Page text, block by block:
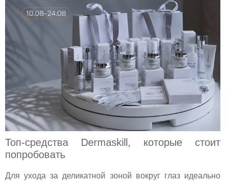
Топ-средства Dermaskill, которые стоит
попробовать
Для ухода за деликатной зоной вокруг глаз идеально